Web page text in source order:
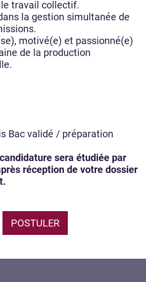
travail collectif.
la gestion simultanée de
motivé(e) et passionné(e)
de la production
Bac validé / préparation
sera étudiée par
réception de votre dossier
POSTULER